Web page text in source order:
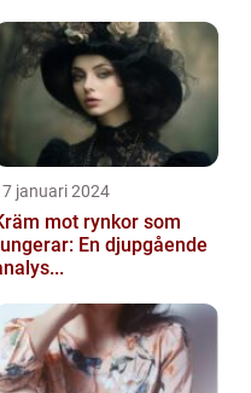
januari 2024
mot rynkor som
En djupgående